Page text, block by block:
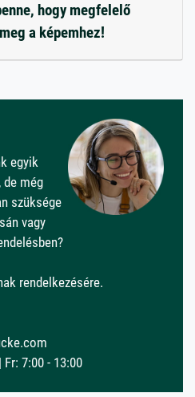
hogy megfelelő
a képemhez!
egyik
de még
szüksége
vagy
rendelkezésére.
7:00 - 13:00